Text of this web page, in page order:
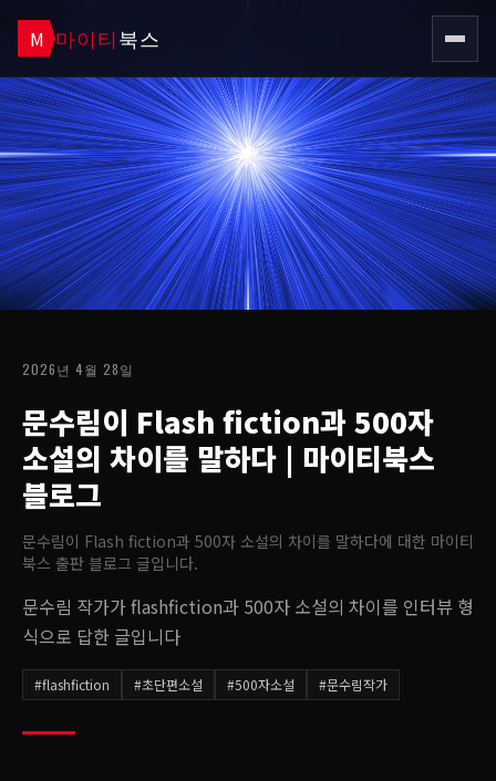
M 마이티북스
2026년 4월 28일
문수림이 Flash fiction과 500자
소설의 차이를 말하다 | 마이티북스
블로그
문수림이 Flash fiction과 500자 소설의 차이를 말하다에 대한 마이티
북스 출판 블로그 글입니다.
문수림 작가가 flashfiction과 500자 소설의 차이를 인터뷰 형
식으로 답한 글입니다
#flashfiction #초단편소설 #500자소설 #문수림작가